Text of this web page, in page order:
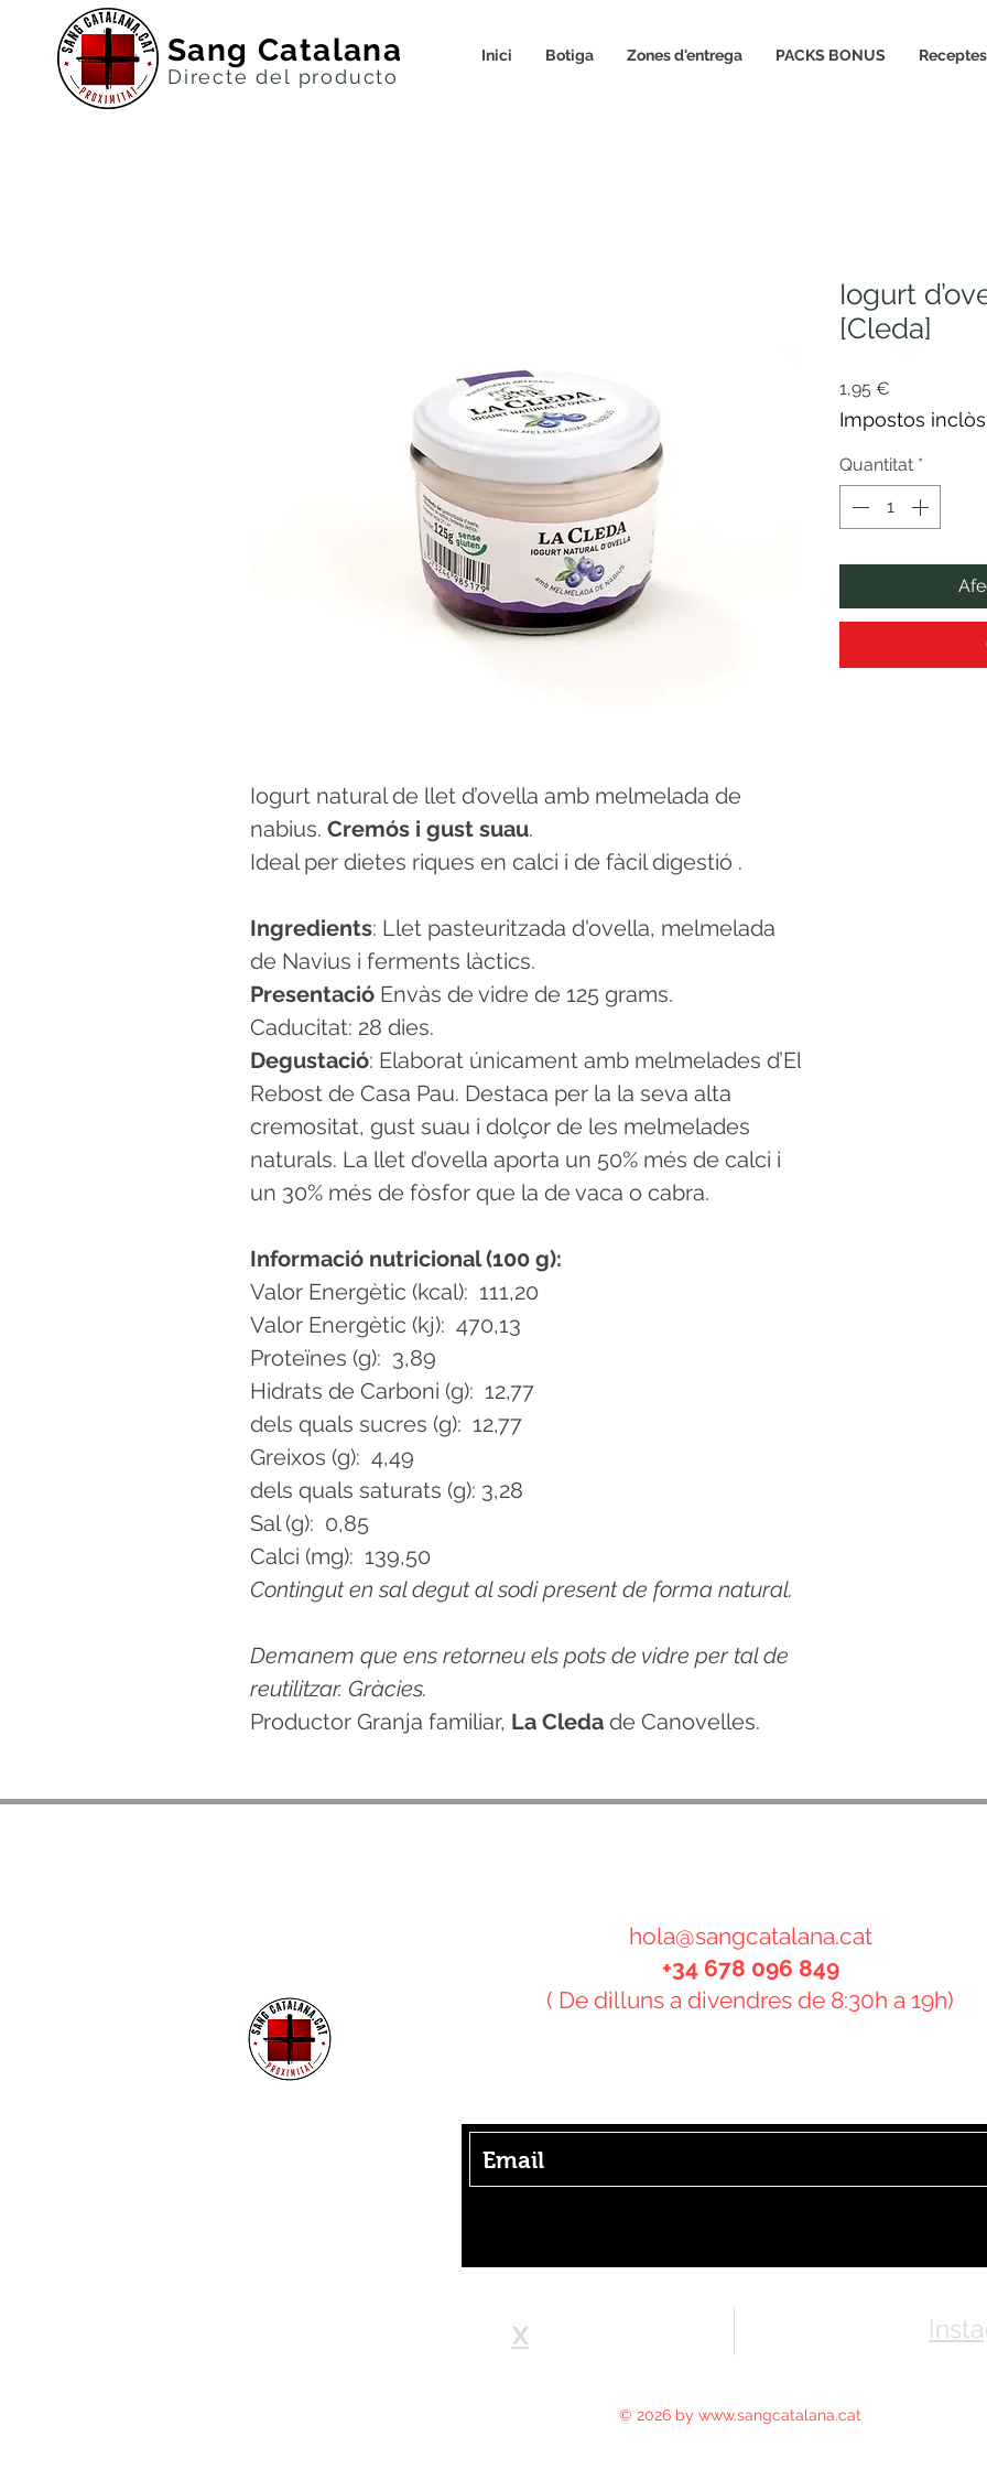
Sang Catalana
Directe del productor
Inici Botiga Zones d'entrega PACKS BONUS Receptes
Iogurt natural de llet d’ovella amb melmelada de
nabius. Cremós i gust suau.
Ideal per dietes riques en calci i de fàcil digestió .
Ingredients: Llet pasteuritzada d'ovella, melmelada
de Navius i ferments làctics.
Presentació Envàs de vidre de 125 grams.
Caducitat: 28 dies.
Degustació: Elaborat únicament amb melmelades d’El
Rebost de Casa Pau. Destaca per la la seva alta
cremositat, gust suau i dolçor de les melmelades
naturals. La llet d’ovella aporta un 50% més de calci i
un 30% més de fòsfor que la de vaca o cabra.
Informació nutricional (100 g):
Valor Energètic (kcal): 111,20
Valor Energètic (kj): 470,13
Proteïnes (g): 3,89
Hidrats de Carboni (g): 12,77
dels quals sucres (g): 12,77
Greixos (g): 4,49
dels quals saturats (g): 3,28
Sal (g): 0,85
Calci (mg): 139,50
Contingut en sal degut al sodi present de forma natural.
Demanem que ens retorneu els pots de vidre per tal de
reutilitzar. Gràcies.
Productor Granja familiar, La Cleda de Canovelles.
Iogurt
[Cleda]
1,95 €
Impostos inclòs
Quantitat *
hola@sangcatalana.cat
+34 678 096 849
( De dilluns a divendres de 8:30h a 19h)
X
© 2026 by www.sangcatalana.cat